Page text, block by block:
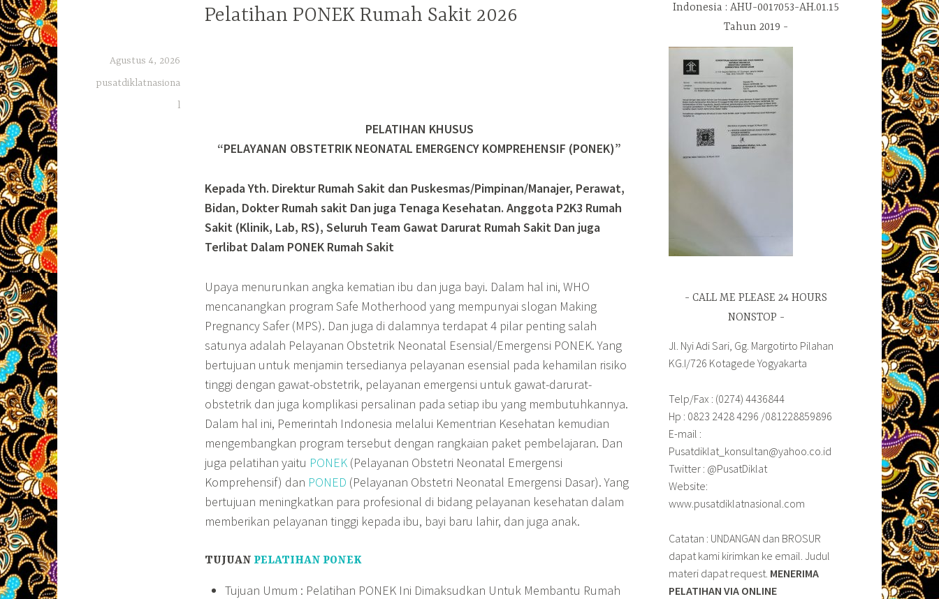
Pelatihan PONEK Rumah Sakit 2026
Agustus 4, 2026
pusatdiklatnasiona
l
PELATIHAN KHUSUS
“PELAYANAN OBSTETRIK NEONATAL EMERGENCY KOMPREHENSIF (PONEK)”
Kepada Yth. Direktur Rumah Sakit dan Puskesmas/Pimpinan/Manajer, Perawat,
Bidan, Dokter Rumah sakit Dan juga Tenaga Kesehatan. Anggota P2K3 Rumah
Sakit (Klinik, Lab, RS), Seluruh Team Gawat Darurat Rumah Sakit Dan juga
Terlibat Dalam PONEK Rumah Sakit
Upaya menurunkan angka kematian ibu dan juga bayi. Dalam hal ini, WHO
mencanangkan program Safe Motherhood yang mempunyai slogan Making
Pregnancy Safer (MPS). Dan juga di dalamnya terdapat 4 pilar penting salah
satunya adalah Pelayanan Obstetrik Neonatal Esensial/Emergensi PONEK. Yang
bertujuan untuk menjamin tersedianya pelayanan esensial pada kehamilan risiko
tinggi dengan gawat-obstetrik, pelayanan emergensi untuk gawat-darurat-
obstetrik dan juga komplikasi persalinan pada setiap ibu yang membutuhkannya.
Dalam hal ini, Pemerintah Indonesia melalui Kementrian Kesehatan kemudian
mengembangkan program tersebut dengan rangkaian paket pembelajaran. Dan
juga pelatihan yaitu PONEK (Pelayanan Obstetri Neonatal Emergensi
Komprehensif) dan PONED (Pelayanan Obstetri Neonatal Emergensi Dasar). Yang
bertujuan meningkatkan para profesional di bidang pelayanan kesehatan dalam
memberikan pelayanan tinggi kepada ibu, bayi baru lahir, dan juga anak.
TUJUAN PELATIHAN PONEK
Tujuan Umum : Pelatihan PONEK Ini Dimaksudkan Untuk Membantu Rumah
Indonesia : AHU-0017053-AH.01.15
Tahun 2019
CALL ME PLEASE 24 HOURS
NONSTOP
Jl. Nyi Adi Sari, Gg. Margotirto Pilahan
KG.I/726 Kotagede Yogyakarta
Telp/Fax : (0274) 4436844
Hp : 0823 2428 4296 /081228859896
E-mail :
Pusatdiklat_konsultan@yahoo.co.id
Twitter : @PusatDiklat
Website:
www.pusatdiklatnasional.com
Catatan : UNDANGAN dan BROSUR
dapat kami kirimkan ke email. Judul
materi dapat request. MENERIMA
PELATIHAN VIA ONLINE